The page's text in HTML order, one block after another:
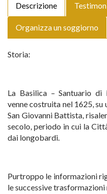
Descrizione
Organizza un soggiorno
Storia:
La Basilica – Santuario di
venne costruita nel 1625,
San Giovanni Battista,
secolo, periodo in cui la
dai longobardi.
Purtroppo le informazioni
le successive